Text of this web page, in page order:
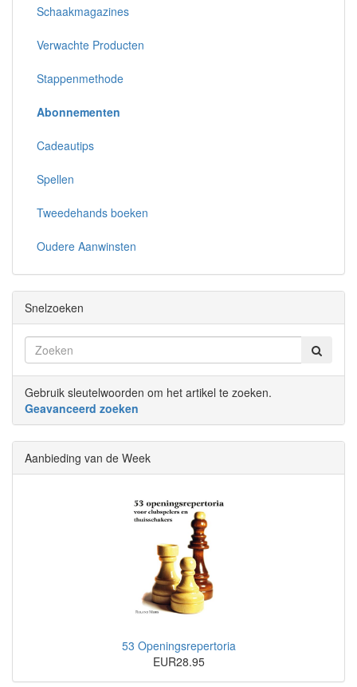
Schaakmagazines
Verwachte Producten
Stappenmethode
Abonnementen
Cadeautips
Spellen
Tweedehands boeken
Oudere Aanwinsten
Snelzoeken
Gebruik sleutelwoorden om het artikel te zoeken.
Geavanceerd zoeken
Aanbieding van de Week
53 Openingsrepertoria
EUR28.95